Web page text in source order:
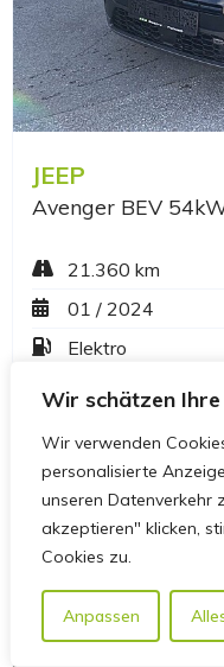
Wir schätzen
Wir verwenden
personalisierte
unseren Datenverkehr
akzeptieren" klicken,
Cookies zu.
Anpassen